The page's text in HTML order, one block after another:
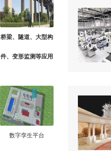
桥梁、隧道、大型构
件、变形监测等应用
数字孪生平台